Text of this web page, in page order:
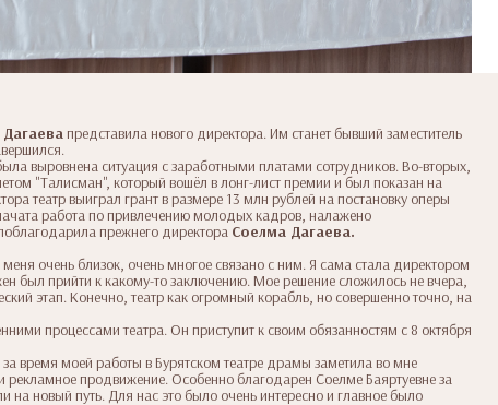
представила нового директора. Им станет бывший заместитель
выровнена ситуация с заработными платами сотрудников. Во-вторых,
"Талисман", который вошёл в лонг-лист премии и был показан на
театр выиграл грант в размере 13 млн рублей на постановку оперы
работа по привлечению молодых кадров, налажено
прежнего директора Соелма Дагаева.
очень близок, очень многое связано с ним. Я сама стала директором
был прийти к какому-то заключению. Мое решение сложилось не вчера,
этап. Конечно, театр как огромный корабль, но совершенно точно, на
процессами театра. Он приступит к своим обязанностям с 8 октября
время моей работы в Бурятском театре драмы заметила во мне
рекламное продвижение. Особенно благодарен Соелме Баяртуевне за
новый путь. Для нас это было очень интересно и главное было